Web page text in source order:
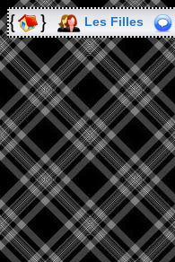
Les Filles